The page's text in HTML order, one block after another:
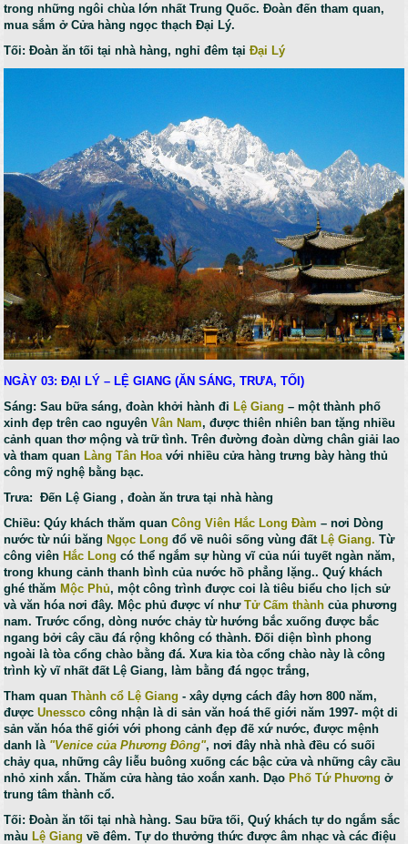
trong những ngôi chùa lớn nhất Trung Quốc. Đoàn đến tham quan,
mua sắm ở Cửa hàng ngọc thạch Đại Lý.
Tối: Đoàn ăn tối tại nhà hàng, nghỉ đêm tại Đại Lý
NGÀY 03: ĐẠI LÝ – LỆ GIANG (ĂN SÁNG, TRƯA, TỐI)
Sáng: Sau bữa sáng, đoàn khởi hành đi Lệ Giang – một thành phố
xinh đẹp trên cao nguyên Vân Nam, được thiên nhiên ban tặng nhiều
cảnh quan thơ mộng và trữ tình. Trên đường đoàn dừng chân giải lao
và tham quanLàng Tân Hoa với nhiều cửa hàng trưng bày hàng thủ
công mỹ nghệ bằng bạc.
Trưa: Đến Lệ Giang , đoàn ăn trưa tại nhà hàng
Chiều: Qúy khách thăm quanCông Viên Hắc Long Đàm – nơi Dòng
nước từ núi băngNgọc Longđổ về nuôi sống vùng đấtLệ Giang. Từ
công viên Hắc Long có thể ngắm sự hùng vĩ của núi tuyết ngàn năm,
trong khung cảnh thanh bình của nước hồ phẳng lặng.. Quý khách
ghé thămMộc Phủ, một công trình được coi là tiêu biểu cho lịch sử
và văn hóa nơi đây. Mộc phủ được ví nhưTử Cấm thành của phương
nam. Trước cổng, dòng nước chảy từ hướng bắc xuống được bắc
ngang bởi cây cầu đá rộng không có thành. Đối diện bình phong
ngoài là tòa cổng chào bằng đá. Xưa kia tòa cổng chào này là công
trình kỳ vĩ nhất đất Lệ Giang, làm bằng đá ngọc trắng,
Tham quanThành cổ Lệ Giang - xây dựng cách đây hơn 800 năm,
đượcUnessco công nhận là di sản văn hoá thế giới năm 1997- một di
sản văn hóa thế giới với phong cảnh đẹp đẽ xứ nước, được mệnh
danh là "Venice của Phương Đông", nơi đây nhà nhà đều có suối
chảy qua, những cây liễu buông xuống các bậc cửa và những cây cầu
nhỏ xinh xắn. Thăm cửa hàng tảo xoắn xanh. DạoPhố Tứ Phương ở
trung tâm thành cổ.
Tối: Đoàn ăn tối tại nhà hàng. Sau bữa tối, Quý khách tự do ngắm sắc
màuLệ Giang về đêm. Tự do thưởng thức được âm nhạc và các điệu